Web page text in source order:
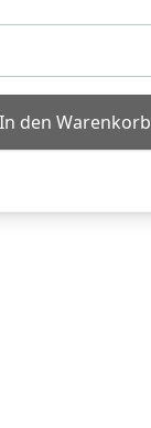
In den Warenkorb